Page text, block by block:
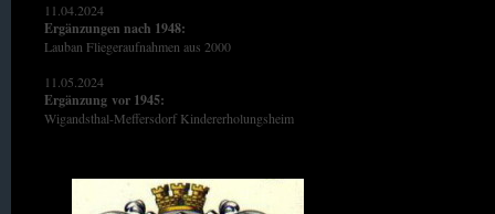
11.04.2024
Ergänzungen nach 1948:
Lauban Fliegeraufnahmen aus 2000
11.05.2024
Ergänzung vor 1945:
Wigandsthal-Meffersdorf Kindererholungsheim